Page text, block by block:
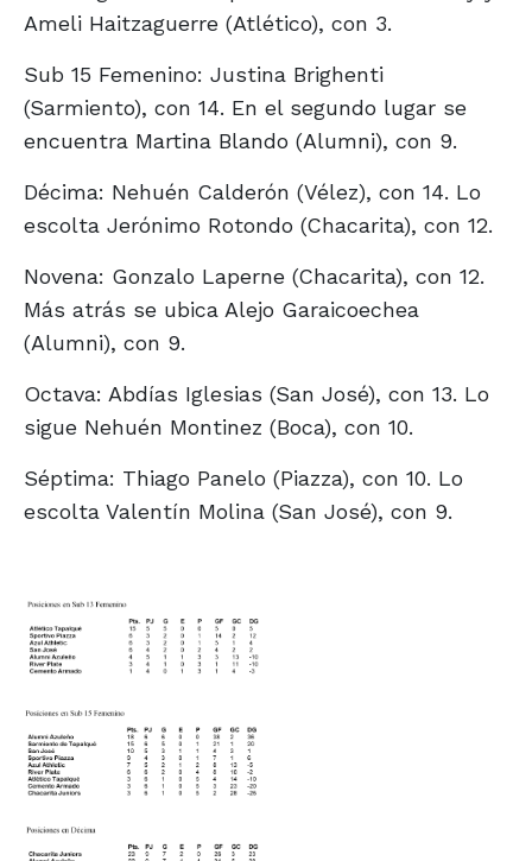
Ameli Haitzaguerre (Atlético), con 3.
Sub 15 Femenino: Justina Brighenti
(Sarmiento), con 14. En el segundo lugar se
encuentra Martina Blando (Alumni), con 9.
Décima: Nehuén Calderón (Vélez), con 14. Lo
escolta Jerónimo Rotondo (Chacarita), con 12.
Novena: Gonzalo Laperne (Chacarita), con 12.
Más atrás se ubica Alejo Garaicoechea
(Alumni), con 9.
Octava: Abdías Iglesias (San José), con 13. Lo
sigue Nehuén Montinez (Boca), con 10.
Séptima: Thiago Panelo (Piazza), con 10. Lo
escolta Valentín Molina (San José), con 9.